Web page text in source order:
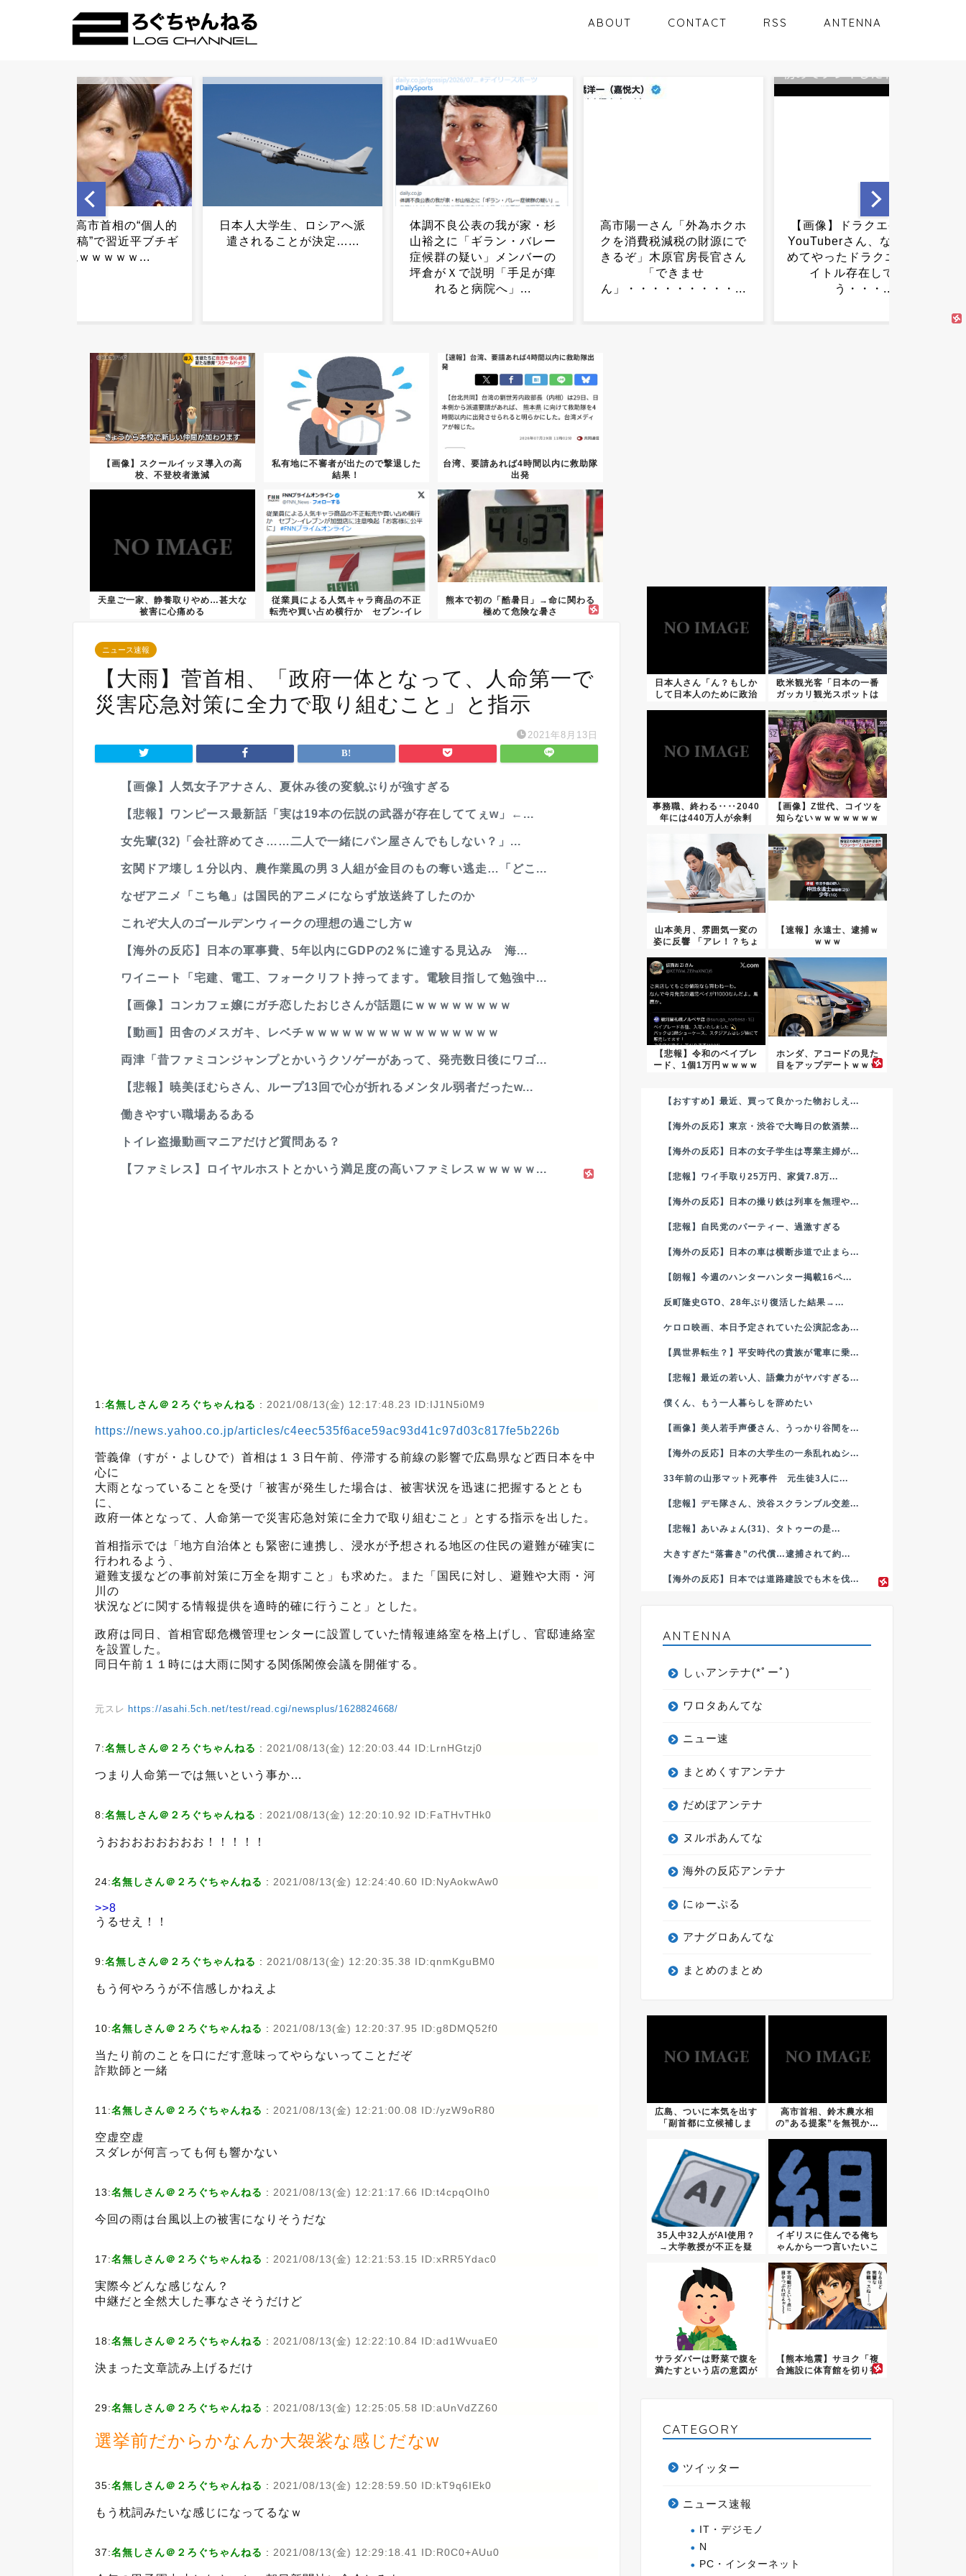
ABOUT CONTACT RSS ANTENNA
体調不良公表の我が家・杉
山裕之に「ギラン・バレー
高市陽一さん「外為ホクホ
クを消費税減税の財源にで
きるぞ」木原官房長官さん
「できませ
ん」・・・・・・・・・...
【画像】ドラクエやり込み
YouTuberさん、なぜか「初
めてやったドラクエ」が3タ
イトル存在してしま
う・・・...
日本人大学生、ロシアへ派
遣されることが決定…...
日本人大学生、ロシアへ派
遣されることが決定…...
【画像】スクールイッヌ導入の高
校、不登校者激減
私有地に不審者が出たので撃退した
結果！
台湾、要請あれば4時間以内に救助隊
出発
天皇ご一家、静養取りやめ…甚大な
被害に心痛める
従業員による人気キャラ商品の不正
転売や買い占め横行か セブン-イレ
熊本で初の「酷暑日」→命に関わる
極めて危険な暑さ
ニュース速報
【大雨】菅首相、「政府一体となって、人命第一で
災害応急対策に全力で取り組むこと」と指示
2021年8月13日
【画像】人気女子アナさん、夏休み後の変貌ぶりが強すぎる
【悲報】ワンピース最新話「実は19本の伝説の武器が存在しててぇw」←...
女先輩(32)「会社辞めてさ……二人で一緒にパン屋さんでもしない？」...
玄関ドア壊し１分以内、農作業風の男３人組が金目のもの奪い逃走…「どこ...
なぜアニメ「こち亀」は国民的アニメにならず放送終了したのか
これぞ大人のゴールデンウィークの理想の過ごし方ｗ
【海外の反応】日本の軍事費、5年以内にGDPの2％に達する見込み 海...
ワイニート「宅建、電工、フォークリフト持ってます。電験目指して勉強中...
【画像】コンカフェ嬢にガチ恋したおじさんが話題にｗｗｗｗｗｗｗｗ
【動画】田舎のメスガキ、レベチｗｗｗｗｗｗｗｗｗｗｗｗｗｗｗｗ
両津「昔ファミコンジャンプとかいうクソゲーがあって、発売数日後にワゴ...
【悲報】暁美ほむらさん、ループ13回で心が折れるメンタル弱者だったw...
働きやすい職場あるある
トイレ盗撮動画マニアだけど質問ある？
【ファミレス】ロイヤルホストとかいう満足度の高いファミレスｗｗｗｗｗ...
1:名無しさん＠２ろぐちゃんねる : 2021/08/13(金) 12:17:48.23 ID:IJ1N5i0M9
https://news.yahoo.co.jp/articles/c4eec535f6ace59ac93d41c97d03c817fe5b226b
菅義偉（すが・よしひで）首相は１３日午前、停滞する前線の影響で広島県など西日本を中
心に
大雨となっていることを受け「被害が発生した場合は、被害状況を迅速に把握するととも
に、
政府一体となって、人命第一で災害応急対策に全力で取り組むこと」とする指示を出した。
首相指示では「地方自治体とも緊密に連携し、浸水が予想される地区の住民の避難が確実に
行われるよう、
避難支援などの事前対策に万全を期すこと」も求めた。また「国民に対し、避難や大雨・河
川の
状況などに関する情報提供を適時的確に行うこと」とした。
政府は同日、首相官邸危機管理センターに設置していた情報連絡室を格上げし、官邸連絡室
を設置した。
同日午前１１時には大雨に関する関係閣僚会議を開催する。
元スレ https://asahi.5ch.net/test/read.cgi/newsplus/1628824668/
7:名無しさん＠２ろぐちゃんねる : 2021/08/13(金) 12:20:03.44 ID:LrnHGtzj0
つまり人命第一では無いという事か…
8:名無しさん＠２ろぐちゃんねる : 2021/08/13(金) 12:20:10.92 ID:FaTHvTHk0
うおおおおおおおお！！！！！
24:名無しさん＠２ろぐちゃんねる : 2021/08/13(金) 12:24:40.60 ID:NyAokwAw0
>>8
うるせえ！！
9:名無しさん＠２ろぐちゃんねる : 2021/08/13(金) 12:20:35.38 ID:qnmKguBM0
もう何やろうが不信感しかねえよ
10:名無しさん＠２ろぐちゃんねる : 2021/08/13(金) 12:20:37.95 ID:g8DMQ52f0
当たり前のことを口にだす意味ってやらないってことだぞ
詐欺師と一緒
11:名無しさん＠２ろぐちゃんねる : 2021/08/13(金) 12:21:00.08 ID:/yzW9oR80
空虚空虚
スダレが何言っても何も響かない
13:名無しさん＠２ろぐちゃんねる : 2021/08/13(金) 12:21:17.66 ID:t4cpqOIh0
今回の雨は台風以上の被害になりそうだな
17:名無しさん＠２ろぐちゃんねる : 2021/08/13(金) 12:21:53.15 ID:xRR5Ydac0
実際今どんな感じなん？
中継だと全然大した事なさそうだけど
18:名無しさん＠２ろぐちゃんねる : 2021/08/13(金) 12:22:10.84 ID:ad1WvuaE0
決まった文章読み上げるだけ
29:名無しさん＠２ろぐちゃんねる : 2021/08/13(金) 12:25:05.58 ID:aUnVdZZ60
選挙前だからかなんか大袈裟な感じだなw
35:名無しさん＠２ろぐちゃんねる : 2021/08/13(金) 12:28:59.50 ID:kT9q6IEk0
もう枕詞みたいな感じになってるなｗ
37:名無しさん＠２ろぐちゃんねる : 2021/08/13(金) 12:29:18.41 ID:R0C0+AUu0
日本人さん「ん？もしか
して日本人のために政治
欧米観光客「日本の一番
ガッカリ観光スポットは
事務職、終わる‥‥2040
年には440万人が余剰
【画像】Z世代、コイツを
知らないｗｗｗｗｗｗｗ
山本美月、雰囲気一変の
姿に反響 「アレ！？ちょ
【速報】永遠士、逮捕ｗ
ｗｗｗ
【悲報】令和のベイブレ
ード、1個1万円ｗｗｗｗ
ホンダ、アコードの見た
目をアップデートｗｗｗ
【おすすめ】最近、買って良かった物おしえ...
【海外の反応】東京・渋谷で大晦日の飲酒禁...
【海外の反応】日本の女子学生は専業主婦が...
【悲報】ワイ手取り25万円、家賃7.8万...
【海外の反応】日本の撮り鉄は列車を無理や...
【悲報】自民党のパーティー、過激すぎる
【海外の反応】日本の車は横断歩道で止まら...
【朗報】今週のハンターハンター掲載16ペ...
反町隆史GTO、28年ぶり復活した結果→...
ケロロ映画、本日予定されていた公演記念あ...
【異世界転生？】平安時代の貴族が電車に乗...
【悲報】最近の若い人、語彙力がヤバすぎる...
僕くん、もう一人暮らしを辞めたい
【画像】美人若手声優さん、うっかり谷間を...
【海外の反応】日本の大学生の一糸乱れぬシ...
33年前の山形マット死事件 元生徒3人に...
【悲報】デモ隊さん、渋谷スクランブル交差...
【悲報】あいみょん(31)、タトゥーの是...
大きすぎた“落書き”の代償…逮捕されて約...
【海外の反応】日本では道路建設でも木を伐...
ANTENNA
しぃアンテナ(*ﾟーﾟ)
ワロタあんてな
ニュー速
まとめくすアンテナ
だめぽアンテナ
ヌルポあんてな
海外の反応アンテナ
にゅーぷる
アナグロあんてな
まとめのまとめ
広島、ついに本気を出す
「副首都に立候補しま
高市首相、鈴木農水相
の”ある提案”を無視か…
35人中32人がAI使用？
→大学教授が不正を疑
イギリスに住んでる俺ち
ゃんから一つ言いたいこ
サラダバーは野菜で腹を
満たすという店の意図が
【熊本地震】サヨク「複
合施設に体育館を切り替
CATEGORY
ツイッター
ニュース速報
IT・デジモノ
N
PC・インターネット